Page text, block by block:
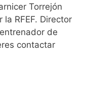
Torrejón
RFEF. Director
de
contactar